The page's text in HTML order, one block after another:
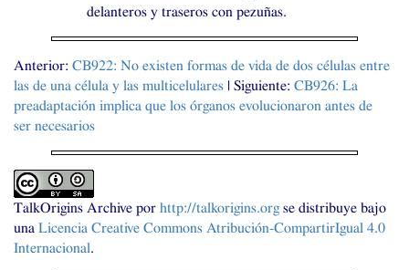
delanteros y traseros con pezuñas.
Anterior: CB922: No existen formas de vida de dos células entre
las de una célula y las multicelulares | Siguiente: CB926: La
preadaptación implica que los órganos evolucionaron antes de
ser necesarios
TalkOrigins Archive por http://talkorigins.orgse distribuye bajo
una Licencia Creative Commons Atribución-CompartirIgual 4.0
Internacional.